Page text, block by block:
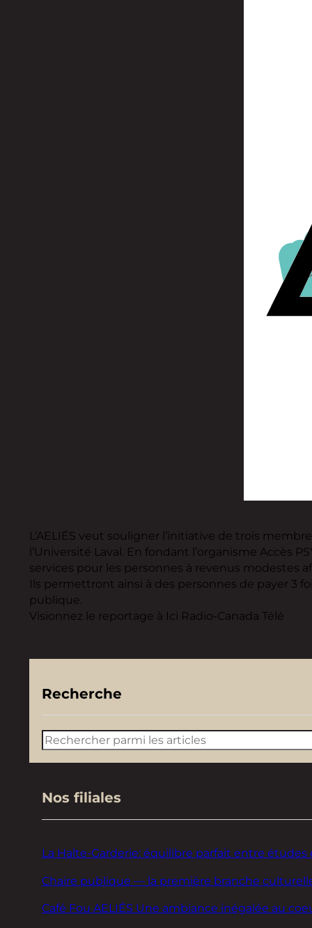
L’AELIÉS veut souligner l’initiative de trois
l’Université Laval. En fondant l’organisme Accès
services pour les personnes à revenus modestes
Ils permettront ainsi à des personnes de payer 3
publique.
Visionnez le reportage à Ici Radio-Canada Télé
Recherche
Rechercher
Nos filiales
La Halte-Garderie: équilibre parfait entre
Chaire publique — la première branche culturelle
Café Fou AELIÉS Une ambiance inégalée au